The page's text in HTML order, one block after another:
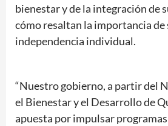
bienestar y de la integración de
cómo resaltan la importancia de
independencia individual.
“Nuestro gobierno, a partir del
el Bienestar y el Desarrollo de
apuesta por impulsar